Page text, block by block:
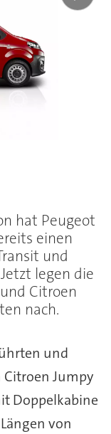
hat Peugeot
einen
und
legen die
Citroen
nach.
und
Jumpy
Doppelkabine
von